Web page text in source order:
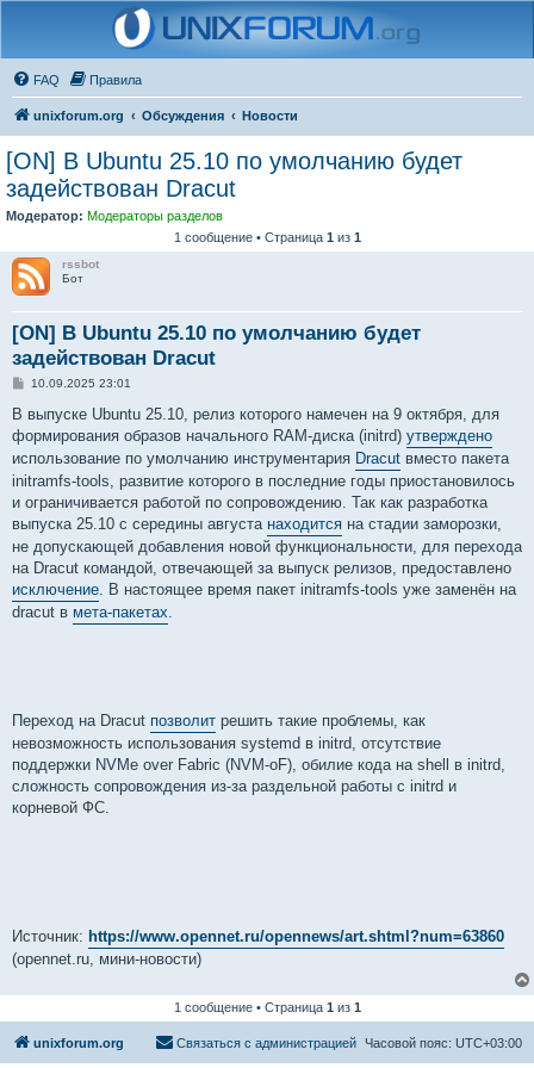
FAQ Правила
unixforum.org Обсуждения Новости
[ON] В Ubuntu 25.10 по умолчанию будет
задействован Dracut
Модератор: Модераторы разделов
1 сообщение • Страница 1 из 1
rssbot
Бот
[ON] В Ubuntu 25.10 по умолчанию будет
задействован Dracut
С
о
щ
е
и
е
10.09.2025 23:01
В выпуске Ubuntu 25.10, релиз которого намечен на 9 октября, для
формирования образов начального RAM-диска (initrd) утверждено
использование по умолчанию инструментария Dracut вместо пакета
initramfs-tools, развитие которого в последние годы приостановилось
и ограничивается работой по сопровождению. Так как разработка
выпуска 25.10 c середины августа находится на стадии заморозки,
не допускающей добавления новой функциональности, для перехода
на Dracut командой, отвечающей за выпуск релизов, предоставлено
исключение. В настоящее время пакет initramfs-tools уже заменён на
dracut в мета-пакетах.
Переход на Dracut позволит решить такие проблемы, как
невозможность использования systemd в initrd, отсутствие
поддержки NVMe over Fabric (NVM-oF), обилие кода на shell в initrd,
сложность сопровождения из-за раздельной работы с initrd и
корневой ФС.
Источник: https://www.opennet.ru/opennews/art.shtml?num=63860
(opennet.ru, мини-новости)
1 сообщение • Страница 1из 1
unixforum.org Часовой пояс: UTC+03:00
Связаться с администрацией